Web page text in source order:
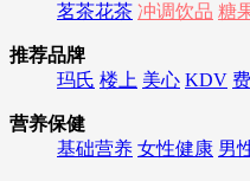
茗茶花茶 冲调饮品 糖
推荐品牌
玛氏 楼上 美心 KDV
营养保健
基础营养 女性健康 男